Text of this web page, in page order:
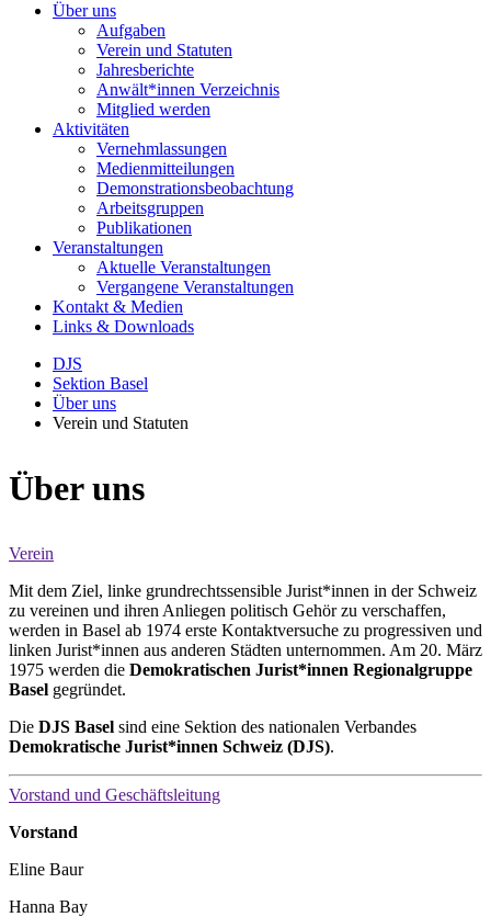
Über uns
Aufgaben
Verein und Statuten
Jahresberichte
Anwält*innen Verzeichnis
Mitglied werden
Aktivitäten
Vernehmlassungen
Medienmitteilungen
Demonstrationsbeobachtung
Arbeitsgruppen
Publikationen
Veranstaltungen
Aktuelle Veranstaltungen
Vergangene Veranstaltungen
Kontakt & Medien
Links & Downloads
DJS
Sektion Basel
Über uns
Verein und Statuten
Über uns
Verein
Mit dem Ziel, linke grundrechtssensible Jurist*innen in der Schweiz
zu vereinen und ihren Anliegen politisch Gehör zu verschaffen,
werden in Basel ab 1974 erste Kontaktversuche zu progressiven und
linken Jurist*innen aus anderen Städten unternommen. Am 20. März
1975 werden die Demokratischen Jurist*innen Regionalgruppe
Basel gegründet.
Die DJS Basel sind eine Sektion des nationalen Verbandes
Demokratische Jurist*innen Schweiz (DJS).
Vorstand und Geschäftsleitung
Vorstand
Eline Baur
Hanna Bay